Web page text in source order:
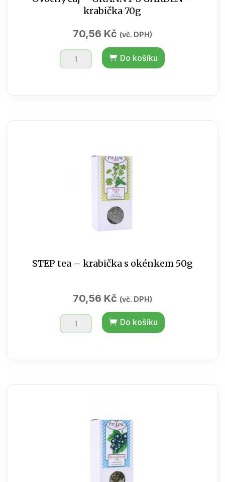
krabička 70g
70,56 Kč (vč. DPH)
Ovocný
čaj
množství
Do košíku
STEP tea – krabička s okénkem 50g
70,56 Kč (vč. DPH)
STEP
tea
Do košíku